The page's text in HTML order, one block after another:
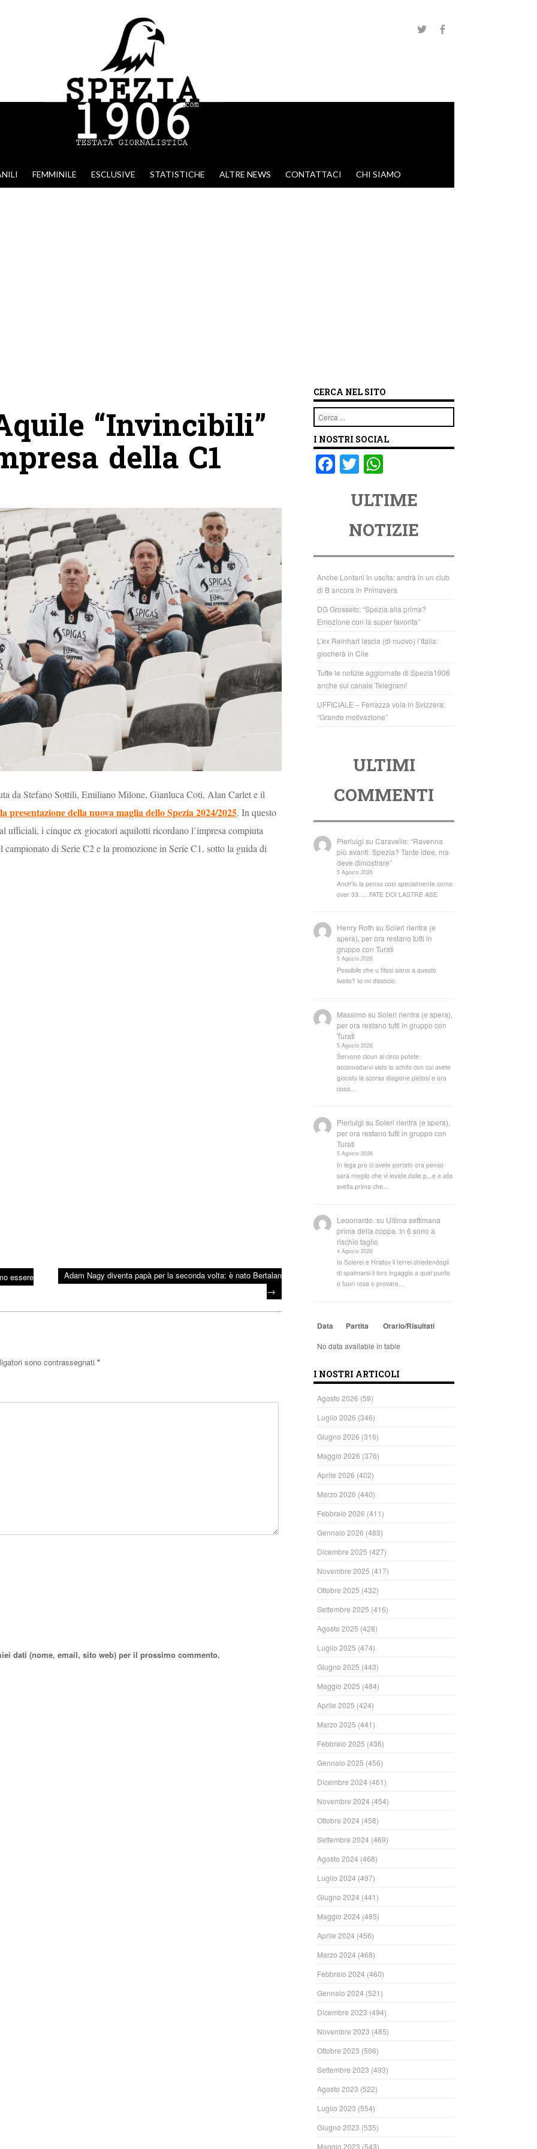
FEMMINILE ESCLUSIVE STATISTICHE ALTRE NEWS CONTATTACI CHI SIAMO
“Invincibili”
della C1
da Stefano Sottili, Emiliano Milone, Gianluca Coti, Alan Carlet e il
presentazione della nuova maglia dello Spezia 2024/2025. In questo
ufficiali, i cinque ex giocatori aquilotti ricordano l’impresa compiuta
di Serie C2 e la promozione in Serie C1, sotto la guida di
essere
Adam Nagy diventa papà per la seconda volta: è nato Bertalan
→
sono contrassegnati *
dati (nome, email, sito web) per il prossimo commento.
CERCA NEL SITO
Cerca
I NOSTRI SOCIAL
F
o
o
k
T
tt
er
at
s
A
p
p
ULTIME
NOTIZIE
Anche Lontani in uscita: andrà in un club
di B ancora in Primavera
DG Grosseto: “Spezia alla prima?
Emozione con la super favorita”
L’ex Reinhart lascia (di nuovo) l’Italia:
giocherà in Cile
Tutte le notizie aggiornate di Spezia1906
anche sul canale Telegram!
UFFICIALE – Ferrazza vola in Svizzera:
“Grande motivazione”
ULTIMI
COMMENTI
Pierluigi suCaravello: “Ravenna
più avanti. Spezia? Tante idee, ma
deve dimostrare”
5 Agosto 2026
Anch'io la penso così specialmente come
over 33..... FATE DOI LASTRE ASE
Henry Roth suSoleri rientra (e
spera), per ora restano tutti in
gruppo con Turati
5 Agosto 2026
Possibile che u tifosi siano a questo
livello? Io mi dissocio.
Massimo suSoleri rientra (e spera),
per ora restano tutti in gruppo con
Turati
5 Agosto 2026
Servono cloun al circo potete
accomodarvi visto lo schifo con cui avete
giocato la scorsa stagione pietosi e ora
cosa…
Pierluigi suSoleri rientra (e spera),
per ora restano tutti in gruppo con
Turati
5 Agosto 2026
In lega pro ci avete portato ora penso
sarà meglio che vi levate dalle p...e e alla
svelta prima che…
Leoonardo. su Ultima settimana
prima della coppa. In 6 sono a
rischio taglio
4 Agosto 2026
Io Solerei e Hristov li terrei chiedendogli
di spalmarsi il loro ingaggio a quel punto
o fuori rosa o provare…
Data Partita Orario/Risultati
No data available in table
I NOSTRI ARTICOLI
Agosto 2026 (59)
Luglio 2026 (346)
Giugno 2026 (316)
Maggio 2026 (376)
Aprile 2026 (402)
Marzo 2026 (440)
Febbraio 2026 (411)
Gennaio 2026 (483)
Dicembre 2025 (427)
Novembre 2025 (417)
Ottobre 2025 (432)
Settembre 2025 (416)
Agosto 2025 (428)
Luglio 2025 (474)
Giugno 2025 (443)
Maggio 2025 (484)
Aprile 2025 (424)
Marzo 2025 (441)
Febbraio 2025 (436)
Gennaio 2025 (456)
Dicembre 2024 (461)
Novembre 2024 (454)
Ottobre 2024 (458)
Settembre 2024 (469)
Agosto 2024 (468)
Luglio 2024 (497)
Giugno 2024 (441)
Maggio 2024 (485)
Aprile 2024 (456)
Marzo 2024 (468)
Febbraio 2024 (460)
Gennaio 2024 (521)
Dicembre 2023 (494)
Novembre 2023 (485)
Ottobre 2023 (506)
Settembre 2023 (493)
Agosto 2023 (522)
Luglio 2023 (554)
Giugno 2023 (535)
Maggio 2023 (543)